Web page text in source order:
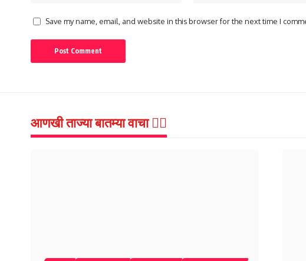
Save my name, email, and website in this browser for the next time I
आणखी ताज्या बातम्या वाचा 👇🏻